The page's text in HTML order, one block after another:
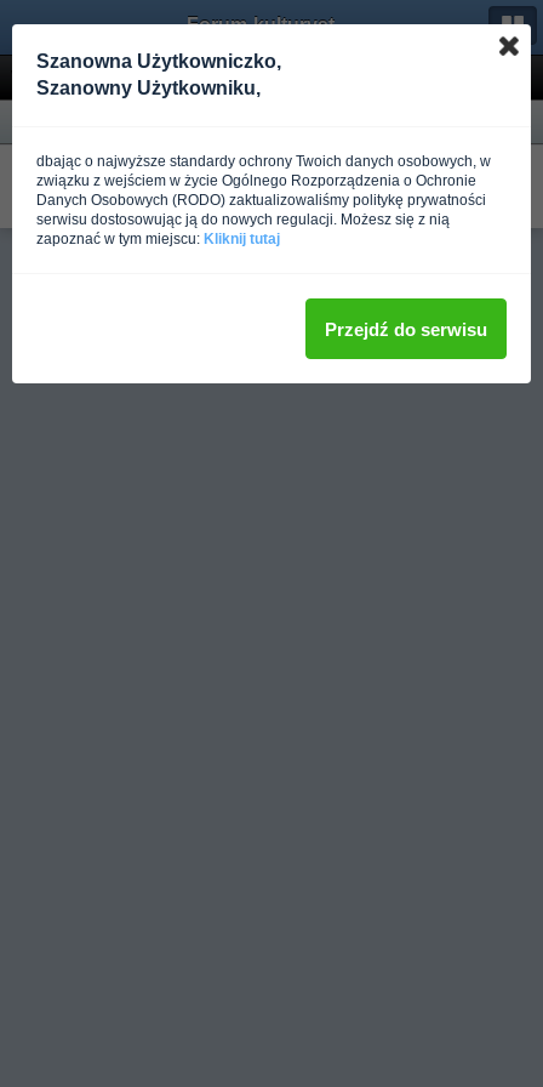
Forum-kulturystyka.pl
Wyniki wyszukiwania
Pierwsze kroki
W Trening dla średniozaawansowanych
NapisanoPonad rok temuprzez mocsilamotywacja
Szanowna Użytkowniczko,
Szanowny Użytkowniku,
dbając o najwyższe standardy ochrony Twoich danych osobowych, w
związku z wejściem w życie Ogólnego Rozporządzenia o Ochronie
Danych Osobowych (RODO) zaktualizowaliśmy politykę prywatności
serwisu dostosowując ją do nowych regulacji. Możesz się z nią
zapoznać w tym miejscu: Kliknij tutaj
Przejdź do serwisu